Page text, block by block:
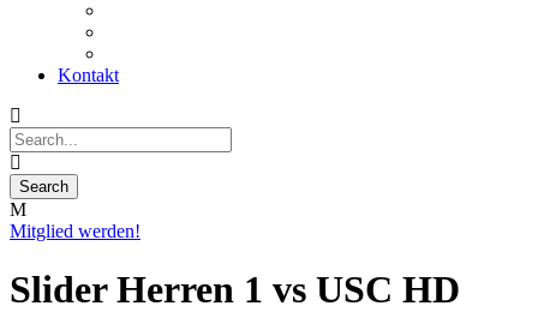
Kontakt
Mitglied werden!
Slider Herren 1 vs USC HD